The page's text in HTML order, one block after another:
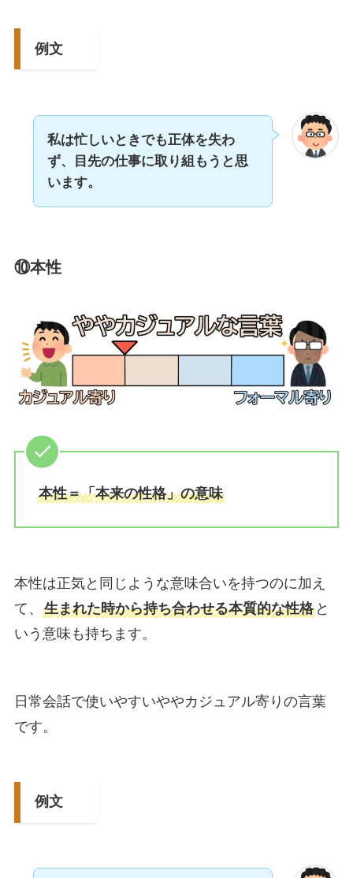
例文
私は忙しいときでも正体を失わ
ず、目先の仕事に取り組もうと思
います。
⑩本性
本性＝「本来の性格」の意味
本性は正気と同じような意味合いを持つのに加え
て、 生まれた時から持ち合わせる本質的な性格と
いう意味も持ちます。
日常会話で使いやすいややカジュアル寄りの言葉
です。
例文